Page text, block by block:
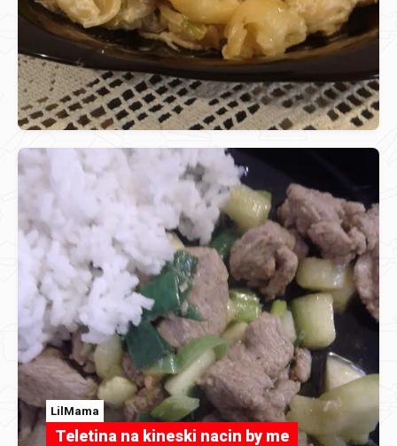
LilMama
Teletina na kineski nacin by me